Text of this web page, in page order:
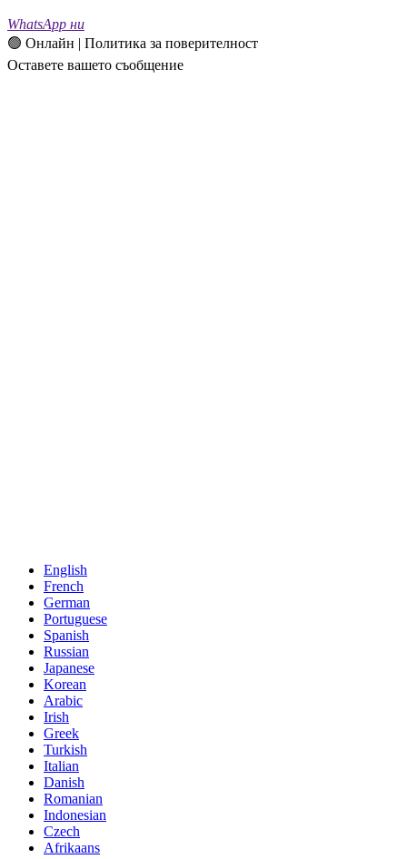
WhatsApp ни
🟢 Онлайн | Политика за поверителност
Оставете вашето съобщение
English
French
German
Portuguese
Spanish
Russian
Japanese
Korean
Arabic
Irish
Greek
Turkish
Italian
Danish
Romanian
Indonesian
Czech
Afrikaans